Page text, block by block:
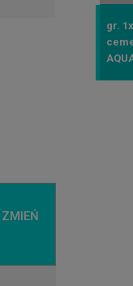
ZMIEŃ
gr.